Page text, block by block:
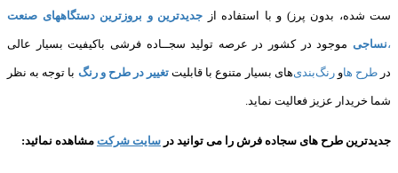
ست شده، بدون پرز) و با استفاده از جدیدترین و بروزترین دستگاههای صنعت
نساجی، موجود در کشور در عرصه تولید سجــاده فرشی باکیفیت بسیار عالی
درطرح هاو
رنگ‌بندی‌ های بسیار متنوع با قابلیت تغییر در طرح و رنگ با توجه به نظر
شما خریدار عزیز فعالیت نماید.
جدیدترین طرح های سجاده فرش را می توانید در سایت شرکت مشاهده نمائید: